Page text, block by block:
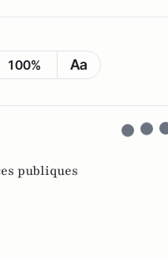
100% Aa
publiques